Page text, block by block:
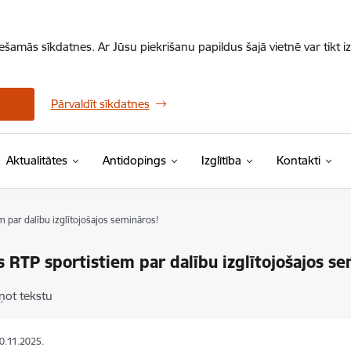
sīkdatnes. Ar Jūsu piekrišanu papildus šajā vietnē var tikt
Pārvaldīt sīkdatnes
Aktualitātes Antidopings Izglītība Kontakti
par dalību izglītojošajos semināros!
RTP sportistiem par dalību izglītojošajos
tekstu